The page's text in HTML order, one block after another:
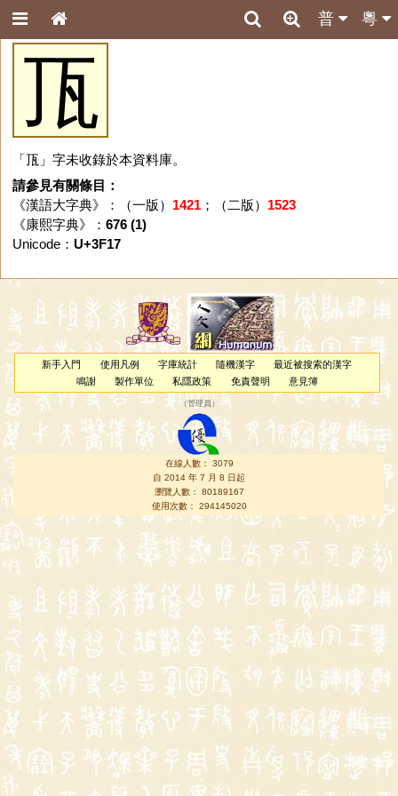
粵
普
㼗
「㼗」字未收錄於本資料庫。
請參見有關條目：
《漢語大字典》：（一版） 1421；（二版） 1523
《康熙字典》： 676 (1)
Unicode： U+3F17
新手入門 使用凡例 字庫統計 隨機漢字
最近被搜索的漢字
鳴謝
製作單位 私隱政策 免責聲明 意見簿
（管理員 ）
在線人數： 3079
自 2014 年 7 月 8 日起
瀏覽人數： 80189167
使用次數： 294145020